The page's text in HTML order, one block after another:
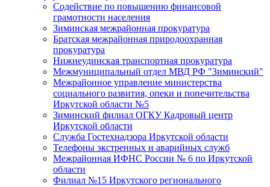
Содействие по повышению финансовой
грамотности населения
Зиминская межрайонная прокуратура
Братская межрайонная природоохранная
прокуратура
Нижнеудинская транспортная прокуратура
Межмуниципальный отдел МВД РФ "Зиминский"
Межрайонное управление министерства
социального развития, опеки и попечительства
Иркутской области №5
Зиминский филиал ОГКУ Кадровый центр
Иркутской области
Служба Гостехнадзора Иркутской области
Телефоны экстренных и аварийных служб
Межрайонная ИФНС России № 6 по Иркутской
области
Филиал №15 Иркутского регионального